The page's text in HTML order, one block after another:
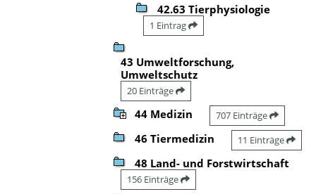
42.63 Tierphysiologie
1 Eintrag
43 Umweltforschung,
Umweltschutz
20 Einträge
44 Medizin 707 Einträge
46 Tiermedizin 11 Einträge
48 Land- und Forstwirtschaft
156 Einträge